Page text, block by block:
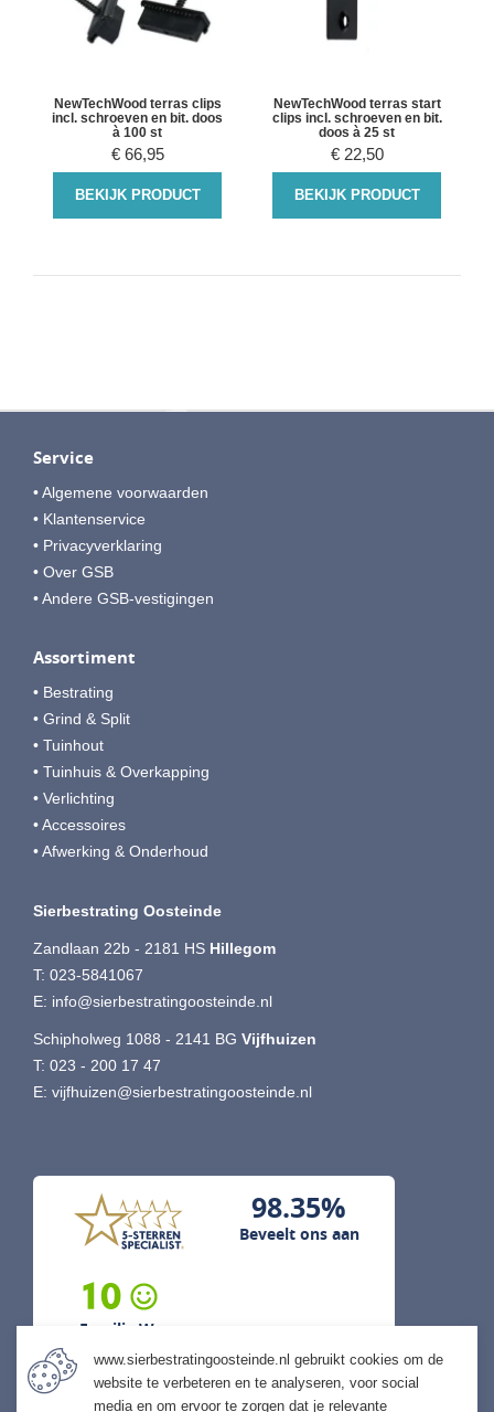
NewTechWood terras clips
incl. schroeven en bit. doos
à 100 st
€ 66,95
BEKIJK PRODUCT
NewTechWood terras start
clips incl. schroeven en bit.
doos à 25 st
€ 22,50
BEKIJK PRODUCT
Service
• Algemene voorwaarden
• Klantenservice
• Privacyverklaring
• Over GSB
• Andere GSB-vestigingen
Assortiment
• Bestrating
• Grind & Split
• Tuinhout
• Tuinhuis & Overkapping
• Verlichting
• Accessoires
• Afwerking & Onderhoud
Sierbestrating Oosteinde
Zandlaan 22b - 2181 HS Hillegom
T: 023-5841067
E: info@sierbestratingoosteinde.nl
Schipholweg 1088 - 2141 BG Vijfhuizen
T: 023 - 200 17 47
E: vijfhuizen@sierbestratingoosteinde.nl
98.35%
Beveelt ons aan
10
Familie W...
5 augustus 2026
previous next
www.sierbestratingoosteinde.nl gebruikt cookies om de
website te verbeteren en te analyseren, voor social
media en om ervoor te zorgen dat je relevante